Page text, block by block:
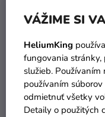
VÁŽIME SI
HeliumKing
fungovania stránky,
služieb.
používaním
odmietnuť všetky
Detaily o použitých
Krabica na tortu
biela 32 x 32 x 10